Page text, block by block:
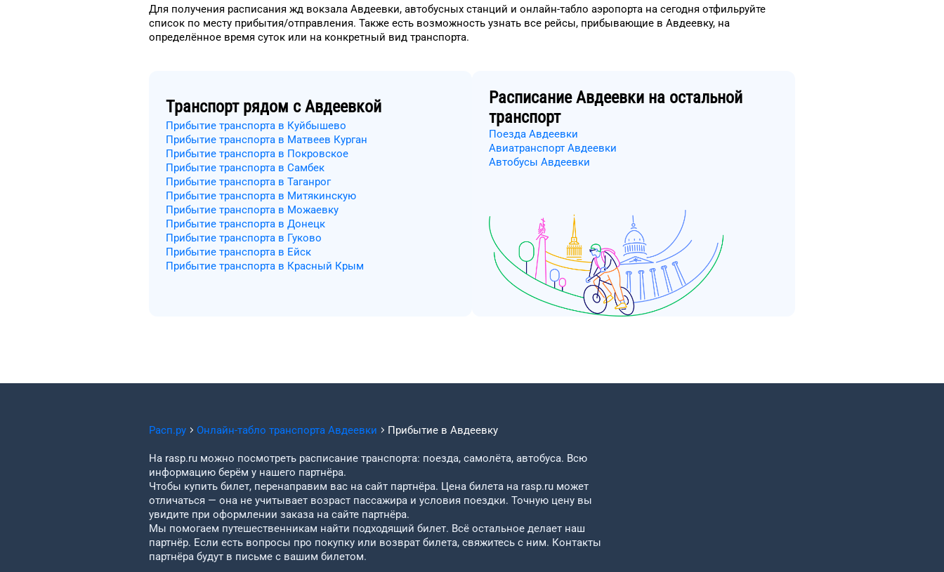
Для получения расписания жд вокзала Авдеевки, автобусных станций и онлайн-табло аэропорта на сегодня отфильруйте
список по месту прибытия/отправления. Также есть возможность узнать все рейсы, прибывающие в Авдеевку, на
определённое время суток или на конкретный вид транспорта.
Транспорт рядом с Авдеевкой
Прибытие транспорта в Куйбышево
Прибытие транспорта в Матвеев Курган
Прибытие транспорта в Покровское
Прибытие транспорта в Самбек
Прибытие транспорта в Таганрог
Прибытие транспорта в Митякинскую
Прибытие транспорта в Можаевку
Прибытие транспорта в Донецк
Прибытие транспорта в Гуково
Прибытие транспорта в Ейск
Прибытие транспорта в Красный Крым
РасписаниеАвдеевки на остальной
транспорт
Поезда Авдеевки
Авиатранспорт Авдеевки
Автобусы Авдеевки
Расп.ру Онлайн-табло транспорта Авдеевки Прибытие в Авдеевку
На rasp.ru можно посмотреть расписание транспорта: поезда, самолёта, автобуса. Всю
информацию берём у нашего партнёра.
Чтобы купить билет, перенаправим вас на сайт партнёра. Цена билета на rasp.ru может
отличаться — она не учитывает возраст пассажира и условия поездки. Точную цену вы
увидите при оформлении заказа на сайте партнёра.
Мы помогаем путешественникам найти подходящий билет. Всё остальное делает наш
партнёр. Если есть вопросы про покупку или возврат билета, свяжитесь с ним. Контакты
партнёра будут в письме с вашим билетом.